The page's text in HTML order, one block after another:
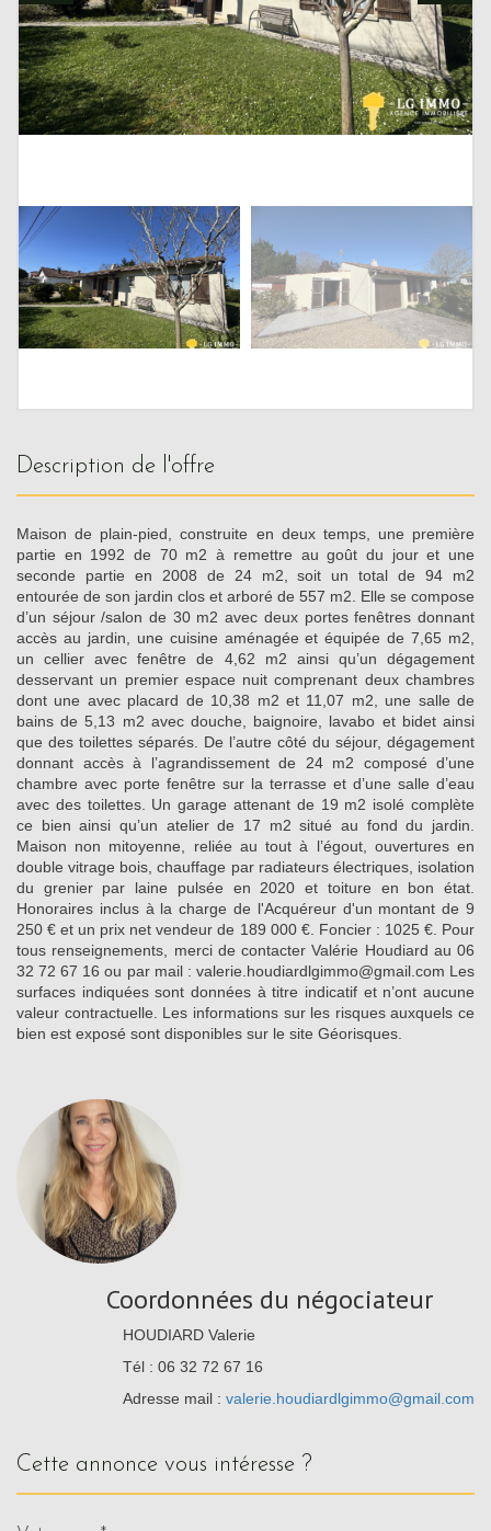
description de l'offre
Maison de plain-pied, construite en deux temps, une première
partie en 1992 de 70 m2 à remettre au goût du jour et une
seconde partie en 2008 de 24 m2, soit un total de 94 m2
entourée de son jardin clos et arboré de 557 m2. Elle se compose
d’un séjour /salon de 30 m2 avec deux portes fenêtres donnant
accès au jardin, une cuisine aménagée et équipée de 7,65 m2,
un cellier avec fenêtre de 4,62 m2 ainsi qu’un dégagement
desservant un premier espace nuit comprenant deux chambres
dont une avec placard de 10,38 m2 et 11,07 m2, une salle de
bains de 5,13 m2 avec douche, baignoire, lavabo et bidet ainsi
que des toilettes séparés. De l’autre côté du séjour, dégagement
donnant accès à l’agrandissement de 24 m2 composé d’une
chambre avec porte fenêtre sur la terrasse et d’une salle d’eau
avec des toilettes. Un garage attenant de 19 m2 isolé complète
ce bien ainsi qu’un atelier de 17 m2 situé au fond du jardin.
Maison non mitoyenne, reliée au tout à l’égout, ouvertures en
double vitrage bois, chauffage par radiateurs électriques, isolation
du grenier par laine pulsée en 2020 et toiture en bon état.
Honoraires inclus à la charge de l'Acquéreur d'un montant de 9
250 € et un prix net vendeur de 189 000 €. Foncier : 1025 €. Pour
tous renseignements, merci de contacter Valérie Houdiard au 06
32 72 67 16 ou par mail : valerie.houdiardlgimmo@gmail.com Les
surfaces indiquées sont données à titre indicatif et n’ont aucune
valeur contractuelle. Les informations sur les risques auxquels ce
bien est exposé sont disponibles sur le site Géorisques.
Coordonnées du négociateur
HOUDIARD Valerie
Tél : 06 32 72 67 16
Adresse mail : valerie.houdiardlgimmo@gmail.com
cette annonce vous intéresse ?